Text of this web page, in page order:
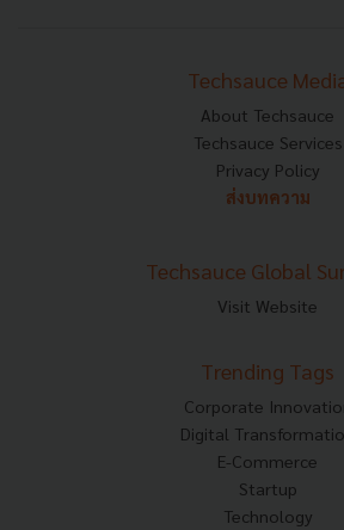
Techsauce
About Techsauce
Techsauce Services
Privacy Policy
ส่งบทความ
Techsauce Global
Visit Website
Trending Tags
Corporate
Digital
E-Commerce
Startup
Technology